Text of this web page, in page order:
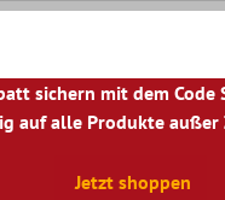
sichern mit dem Code
auf alle Produkte außer
Jetzt shoppen